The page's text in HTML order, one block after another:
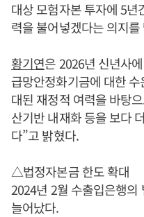
대상 모험자본 투자에 5
력을 불어넣겠다는 의지를
황기연은 2026년 신년사
급망안정화기금에 대한
대된 재정적 여력을 바탕
산기반 내재화 등을 보다
다”고 밝혔다.
△법정자본금 한도 확대
2024년 2월 수출입은행
늘어났다.